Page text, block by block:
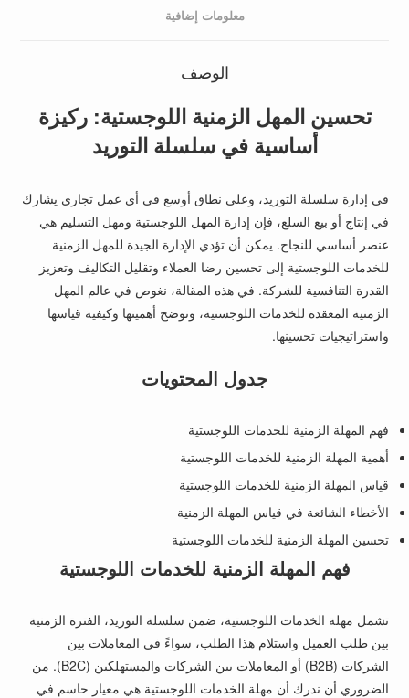
معلومات إضافية
الوصف
تحسين المهل الزمنية اللوجستية: ركيزة
أساسية في سلسلة التوريد
في إدارة سلسلة التوريد، وعلى نطاق أوسع في أي عمل تجاري يشارك
في إنتاج أو بيع السلع، فإن إدارة المهل اللوجستية ومهل التسليم هي
عنصر أساسي للنجاح. يمكن أن تؤدي الإدارة الجيدة للمهل الزمنية
للخدمات اللوجستية إلى تحسين رضا العملاء وتقليل التكاليف وتعزيز
القدرة التنافسية للشركة. في هذه المقالة، نغوص في عالم المهل
الزمنية المعقدة للخدمات اللوجستية، ونوضح أهميتها وكيفية قياسها
واستراتيجيات تحسينها.
جدول المحتويات
فهم المهلة الزمنية للخدمات اللوجستية
أهمية المهلة الزمنية للخدمات اللوجستية
قياس المهلة الزمنية للخدمات اللوجستية
الأخطاء الشائعة في قياس المهلة الزمنية
تحسين المهلة الزمنية للخدمات اللوجستية
فهم المهلة الزمنية للخدمات اللوجستية
تشمل مهلة الخدمات اللوجستية، ضمن سلسلة التوريد، الفترة الزمنية
بين طلب العميل واستلام هذا الطلب، سواءً في المعاملات بين
الشركات (B2B) أو المعاملات بين الشركات والمستهلكين (B2C). من
الضروري أن ندرك أن مهلة الخدمات اللوجستية هي معيار حاسم في